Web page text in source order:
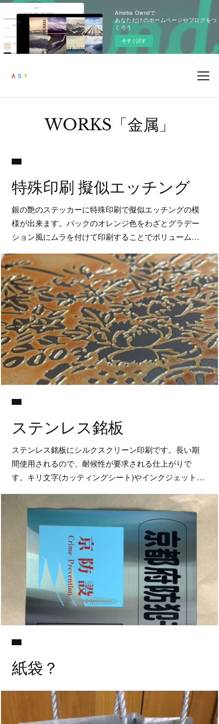
Ameba Owndで
あなただけのホームページやブログをつ
くろう
今すぐ試す
WORKS「金属」
特殊印刷 擬似エッチング
銀の艶のステッカーに特殊印刷で擬似エッチングの模
様が出来ます。バックのオレンジ色をわざとグラデー
ション風にムラを付けて印刷することでボリューム…
ステンレス銘板
ステンレス銘板にシルクスクリーン印刷です。長い期
間使用されるので、耐候性が要求される仕上がりで
す。キリ文字(カッティングシート)やインクジェット…
紙袋？